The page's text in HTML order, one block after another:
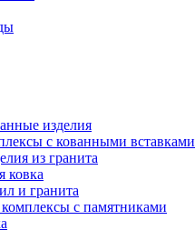
изделия
с кованными вставками
из гранита
ковка
и гранита
с памятниками